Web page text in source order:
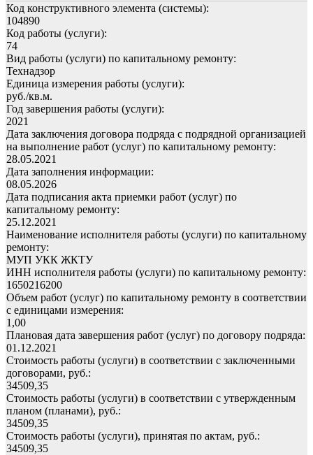
Код конструктивного элемента (системы):
104890
Код работы (услуги):
74
Вид работы (услуги) по капитальному ремонту:
Технадзор
Единица измерения работы (услуги):
руб./кв.м.
Год завершения работы (услуги):
2021
Дата заключения договора подряда с подрядной организацией
на выполнение работ (услуг) по капитальному ремонту:
28.05.2021
Дата заполнения информации:
08.05.2026
Дата подписания акта приемки работ (услуг) по
капитальному ремонту:
25.12.2021
Наименование исполнителя работы (услуги) по капитальному
ремонту:
МУП УКК ЖКТУ
ИНН исполнителя работы (услуги) по капитальному ремонту:
1650216200
Объем работ (услуг) по капитальному ремонту в соответствии
с единицами измерения:
1,00
Плановая дата завершения работ (услуг) по договору подряда:
01.12.2021
Стоимость работы (услуги) в соответствии с заключенными
договорами, руб.:
34509,35
Стоимость работы (услуги) в соответствии с утвержденным
планом (планами), руб.:
34509,35
Стоимость работы (услуги), принятая по актам, руб.:
34509,35